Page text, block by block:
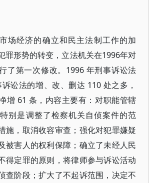
场经济的确立和民主法制工作的加
罪形势的转变，立法机关在1996年对
了第一次修改。1996 年刑事诉讼法
讼法的增、改、删达 110 处之多，
增 61 条，内容主要有：对职能管辖
别是调整了检察机关自侦案件的范
施，取消收容审查；强化对犯罪嫌疑
被害人的权利保障；确立了未经人民
得定罪的原则，将律师参与诉讼活动
查阶段；扩大了不起诉范围，决定不